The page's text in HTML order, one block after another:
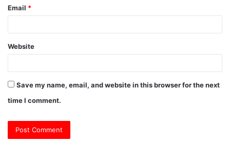
Email *
Website
Save my name, email, and website in this browser for the next
time I comment.